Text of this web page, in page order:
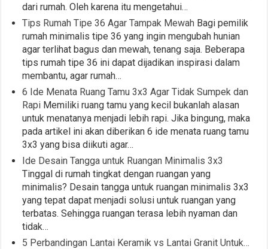
dari rumah. Oleh karena itu mengetahui…
Tips Rumah Tipe 36 Agar Tampak Mewah Bagi pemilik
rumah minimalis tipe 36 yang ingin mengubah hunian
agar terlihat bagus dan mewah, tenang saja. Beberapa
tips rumah tipe 36 ini dapat dijadikan inspirasi dalam
membantu, agar rumah…
6 Ide Menata Ruang Tamu 3x3 Agar Tidak Sumpek dan
Rapi Memiliki ruang tamu yang kecil bukanlah alasan
untuk menatanya menjadi lebih rapi. Jika bingung, maka
pada artikel ini akan diberikan 6 ide menata ruang tamu
3x3 yang bisa diikuti agar…
Ide Desain Tangga untuk Ruangan Minimalis 3x3
Tinggal di rumah tingkat dengan ruangan yang
minimalis? Desain tangga untuk ruangan minimalis 3x3
yang tepat dapat menjadi solusi untuk ruangan yang
terbatas. Sehingga ruangan terasa lebih nyaman dan
tidak…
5 Perbandingan Lantai Keramik vs Lantai Granit Untuk…